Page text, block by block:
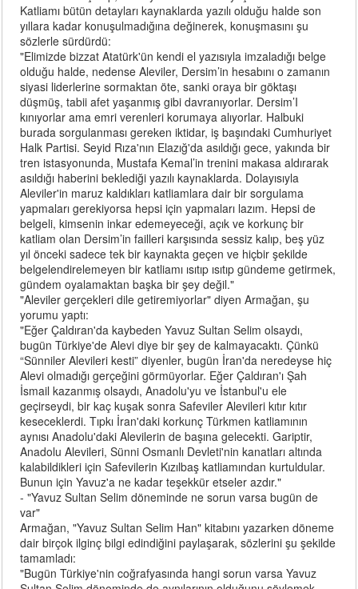
Katliamı bütün detayları kaynaklarda yazılı olduğu halde son
yıllara kadar konuşulmadığına değinerek, konuşmasını şu
sözlerle sürdürdü:
"Elimizde bizzat Atatürk'ün kendi el yazısıyla imzaladığı belge
olduğu halde, nedense Aleviler, Dersim’in hesabını o zamanın
siyasi liderlerine sormaktan öte, sanki oraya bir göktaşı
düşmüş, tabii afet yaşanmış gibi davranıyorlar. Dersim’I
kınıyorlar ama emri verenleri korumaya alıyorlar. Halbuki
burada sorgulanması gereken iktidar, iş başındaki Cumhuriyet
Halk Partisi. Seyid Rıza'nın Elazığ'da asıldığı gece, yakında bir
tren istasyonunda, Mustafa Kemal’in trenini makasa aldırarak
asıldığı haberini beklediği yazılı kaynaklarda. Dolayısıyla
Aleviler'in maruz kaldıkları katliamlara dair bir sorgulama
yapmaları gerekiyorsa hepsi için yapmaları lazım. Hepsi de
belgeli, kimsenin inkar edemeyeceği, açık ve korkunç bir
katliam olan Dersim’in failleri karşısında sessiz kalıp, beş yüz
yıl önceki sadece tek bir kaynakta geçen ve hiçbir şekilde
belgelendirelemeyen bir katliamı ısıtıp ısıtıp gündeme getirmek,
gündem oyalamaktan başka bir şey değil."
"Aleviler gerçekleri dile getiremiyorlar" diyen Armağan, şu
yorumu yaptı:
"Eğer Çaldıran'da kaybeden Yavuz Sultan Selim olsaydı,
bugün Türkiye'de Alevi diye bir şey de kalmayacaktı. Çünkü
“Sünniler Alevileri kesti” diyenler, bugün İran'da neredeyse hiç
Alevi olmadığı gerçeğini görmüyorlar. Eğer Çaldıran'ı Şah
İsmail kazanmış olsaydı, Anadolu'yu ve İstanbul'u ele
geçirseydi, bir kaç kuşak sonra Safeviler Alevileri kıtır kıtır
keseceklerdi. Tıpkı İran'daki korkunç Türkmen katliamının
aynısı Anadolu'daki Alevilerin de başına gelecekti. Gariptir,
Anadolu Alevileri, Sünni Osmanlı Devleti'nin kanatları altında
kalabildikleri için Safevilerin Kızılbaş katliamından kurtuldular.
Bunun için Yavuz'a ne kadar teşekkür etseler azdır."
- "Yavuz Sultan Selim döneminde ne sorun varsa bugün de
var"
Armağan, "Yavuz Sultan Selim Han" kitabını yazarken döneme
dair birçok ilginç bilgi edindiğini paylaşarak, sözlerini şu şekilde
tamamladı:
"Bugün Türkiye'nin coğrafyasında hangi sorun varsa Yavuz